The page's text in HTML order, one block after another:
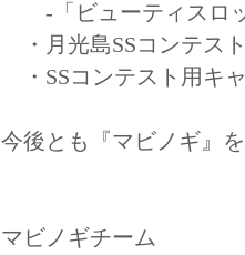
-「ビューティスロ
・月光島SSコンテス
・SSコンテスト用キ
今後とも『マビノギ』
マビノギチーム